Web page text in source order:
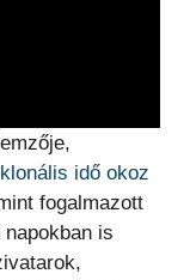
idő okoz
fogalmazott
is